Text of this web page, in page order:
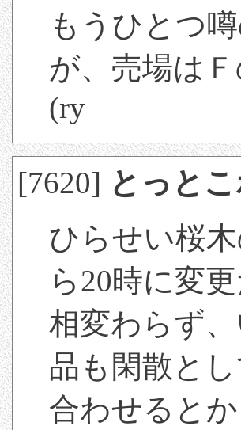
もうひとつ
が、売場は
(ry
[7620] とっと
ひらせい桜
ら20時に変
相変わらず
品も閑散と
合わせると